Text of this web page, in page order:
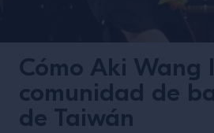
Cómo Aki Wang
comunidad de
de Taiwán